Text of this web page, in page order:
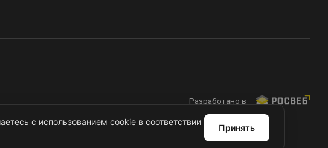
Разработано в
с использованием cookie в соответствии
Принять